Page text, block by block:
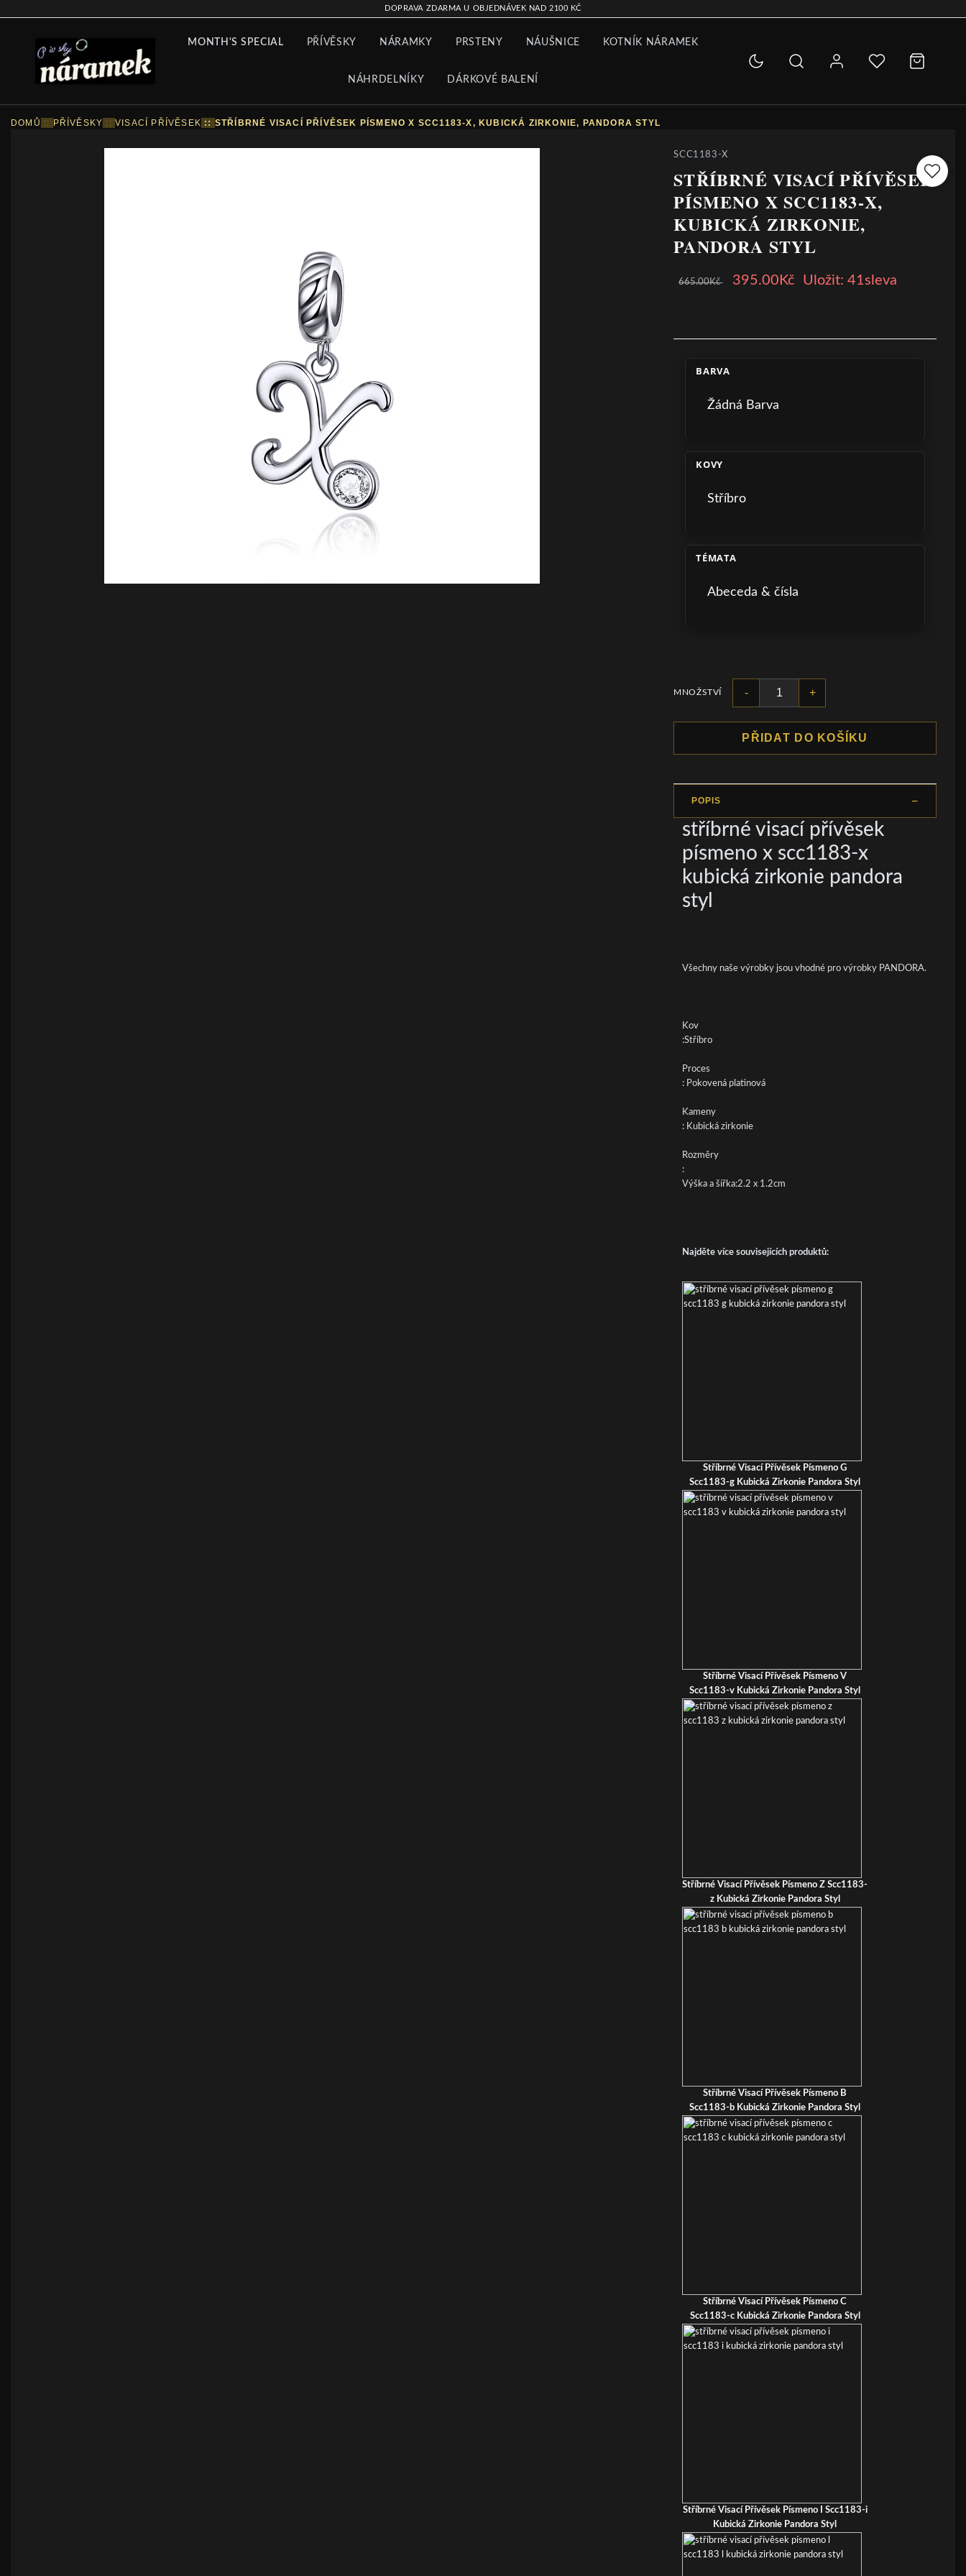
DOPRAVA ZDARMA U OBJEDNÁVEK NAD 2100 KČ
MONTH'S SPECIAL PŘÍVĚSKY NÁRAMKY PRSTENY NÁUŠNICE KOTNÍK NÁRAMEK
NÁHRDELNÍKY DÁRKOVÉ BALENÍ
DOMŮ :: PŘÍVĚSKY ::VISACÍ PŘÍVĚSEK :: STŘÍBRNÉ VISACÍ PŘÍVĚSEK PÍSMENO X SCC1183-X, KUBICKÁ ZIRKONIE, PANDORA STYL
SCC1183-X
STŘÍBRNÉ VISACÍ PŘÍVĚSEK
PÍSMENO X SCC1183-X,
KUBICKÁ ZIRKONIE,
PANDORA STYL
665.00Kč 395.00Kč Uložit: 41sleva
BARVA
Žádná Barva
KOVY
Stříbro
TÉMATA
Abeceda & čísla
MNOŽSTVÍ - +
PŘIDAT DO KOŠÍKU
POPIS
stříbrné visací přívěsek
písmeno x scc1183-x
kubická zirkonie pandora
styl
Všechny naše výrobky jsou vhodné pro výrobky PANDORA.
Kov
:Stříbro
Proces
: Pokovená platinová
Kameny
: Kubická zirkonie
Rozměry
:
Výška a šířka:2.2 x 1.2cm
Najděte více souvisejících produktů:
Stříbrné Visací Přívěsek Písmeno G
Scc1183-g Kubická Zirkonie Pandora Styl
Stříbrné Visací Přívěsek Písmeno V
Scc1183-v Kubická Zirkonie Pandora Styl
Stříbrné Visací Přívěsek Písmeno Z Scc1183-
z Kubická Zirkonie Pandora Styl
Stříbrné Visací Přívěsek Písmeno B
Scc1183-b Kubická Zirkonie Pandora Styl
Stříbrné Visací Přívěsek Písmeno C
Scc1183-c Kubická Zirkonie Pandora Styl
Stříbrné Visací Přívěsek Písmeno I Scc1183-i
Kubická Zirkonie Pandora Styl